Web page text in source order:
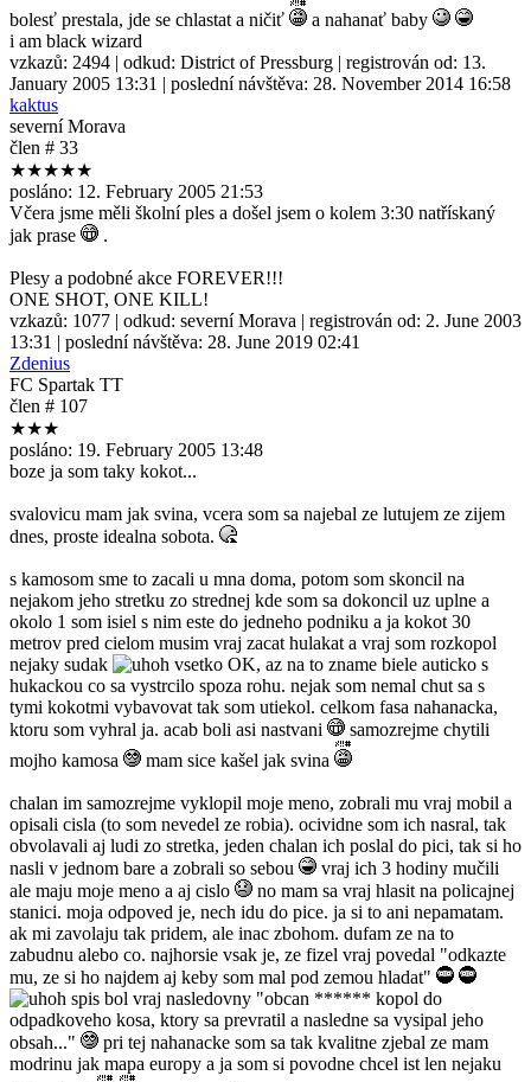
bolesť prestala, jde se chlastat a ničiť
a nahanať baby
i am black wizard
vzkazů: 2494 | odkud: District of Pressburg | registrován od: 13.
January 2005 13:31 | poslední návštěva: 28. November 2014 16:58
kaktus
severní Morava
člen # 33
★★★★★
posláno: 12. February 2005 21:53
Včera jsme měli školní ples a došel jsem o kolem 3:30 natřískaný
jak prase
.
Plesy a podobné akce FOREVER!!!
ONE SHOT, ONE KILL!
vzkazů: 1077 | odkud: severní Morava | registrován od: 2. June 2003
13:31 | poslední návštěva: 28. June 2019 02:41
Zdenius
FC Spartak TT
člen # 107
★★★
posláno: 19. February 2005 13:48
boze ja som taky kokot...
svalovicu mam jak svina, vcera som sa najebal ze lutujem ze zijem
dnes, proste idealna sobota.
s kamosom sme to zacali u mna doma, potom som skoncil na
nejakom jeho stretku zo strednej kde som sa dokoncil uz uplne a
okolo 1 som isiel s nim este do jedneho podniku a ja kokot 30
metrov pred cielom musim vraj zacat hulakat a vraj som rozkopol
nejaky sudak
vsetko OK, az na to zname biele auticko s
hukackou co sa vystrcilo spoza rohu. nejak som nemal chut sa s
tymi kokotmi vybavovat tak som utiekol. celkom fasa nahanacka,
ktoru som vyhral ja. acab boli asi nastvani
samozrejme chytili
mojho kamosa
mam sice kašel jak svina
chalan im samozrejme vyklopil moje meno, zobrali mu vraj mobil a
opisali cisla (to som nevedel ze robia). ocividne som ich nasral, tak
obvolavali aj ludi zo stretka, jeden chalan ich poslal do pici, tak si ho
nasli v jednom bare a zobrali so sebou
vraj ich 3 hodiny mučili
ale maju moje meno a aj cislo
no mam sa vraj hlasit na policajnej
stanici. moja odpoved je, nech idu do pice. ja si to ani nepamatam.
ak mi zavolaju tak pridem, ale inac zbohom. dufam ze na to
zabudnu alebo co. najhorsie vsak je, ze fizel vraj povedal "odkazte
mu, ze si ho najdem aj keby som mal pod zemou hladat"
spis bol vraj nasledovny "obcan ****** kopol do
odpadkoveho kosa, ktory sa prevratil a nasledne sa vysipal jeho
obsah..."
pri tej nahanacke som sa tak kvalitne zjebal ze mam
modrinu jak mapa europy a ja som si povodne chcel ist len nejaku